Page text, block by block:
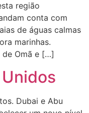
região
conta com
de águas calmas
marinhas.
Omã e […]
Dubai e Abu